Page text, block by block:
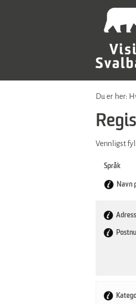
Du er her:
Vennligst
Språk
Navn